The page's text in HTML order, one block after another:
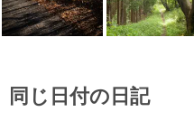
同じ日付の日記